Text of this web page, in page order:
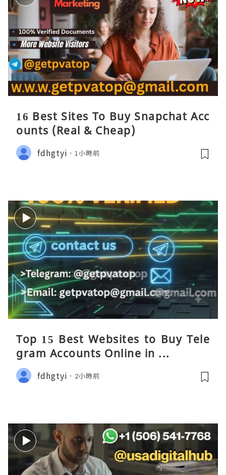
16 Best Sites To Buy Snapchat Acc
ounts (Real & Cheap)
fdhgtyi 1小時前
Top 15 Best Websites to Buy Tele
gram Accounts Online in ...
fdhgtyi 2小時前